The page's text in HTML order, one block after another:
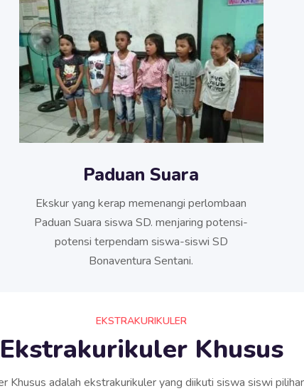
Paduan Suara
Ekskur yang kerap memenangi perlombaan
Paduan Suara siswa SD. menjaring potensi-
potensi terpendam siswa-siswi SD
Bonaventura Sentani.
EKSTRAKURIKULER
Ekstrakurikuler Khusus
Khusus adalah ekstrakurikuler yang diikuti siswa siswi